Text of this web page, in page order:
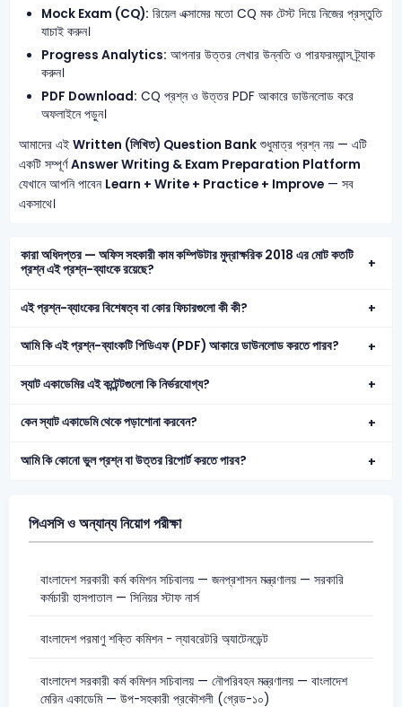
Mock Exam (CQ): রিয়েল এক্সামের মতো CQ মক টেস্ট দিয়ে নিজের প্রস্তুতি
যাচাই করুন।
Progress Analytics: আপনার উত্তর লেখার উন্নতি ও পারফরম্যান্স ট্র্যাক
করুন।
PDF Download: CQ প্রশ্ন ও উত্তর PDF আকারে ডাউনলোড করে
অফলাইনে পড়ুন।
আমাদের এই Written (লিখিত) Question Bankশুধুমাত্র প্রশ্ন নয় — এটি
একটি সম্পূর্ণAnswer Writing & Exam Preparation Platform
যেখানে আপনি পাবেন Learn + Write + Practice + Improve— সব
একসাথে।
কারা অধিদপ্তর — অফিস সহকারী কাম কম্পিউটার মুদ্রাক্ষরিক 2018 এর মোট কতটি
প্রশ্ন এই প্রশ্ন-ব্যাংকে রয়েছে?
এই প্রশ্ন-ব্যাংকের বিশেষত্ব বা কোর ফিচারগুলো কী কী?
আমি কি এই প্রশ্ন-ব্যাংকটি পিডিএফ (PDF) আকারে ডাউনলোড করতে পারব?
স্যাট একাডেমির এই কন্টেন্টগুলো কি নির্ভরযোগ্য?
কেন স্যাট একাডেমি থেকে পড়াশোনা করবেন?
আমি কি কোনো ভুল প্রশ্ন বা উত্তর রিপোর্ট করতে পারব?
পিএসসি ও অন্যান্য নিয়োগ পরীক্ষা
বাংলাদেশ সরকারী কর্ম কমিশন সচিবালয় — জনপ্রশাসন মন্ত্রণালয় — সরকারি
কর্মচারী হাসপাতাল — সিনিয়র স্টাফ নার্স
বাংলাদেশ পরমাণু শক্তি কমিশন - ল্যাবরেটরি অ্যাটেনডেন্ট
বাংলাদেশ সরকারী কর্ম কমিশন সচিবালয় — নৌপরিবহন মন্ত্রণালয় — বাংলাদেশ
মেরিন একাডেমি — উপ-সহকারী প্রকৌশলী (গ্রেড-১০)